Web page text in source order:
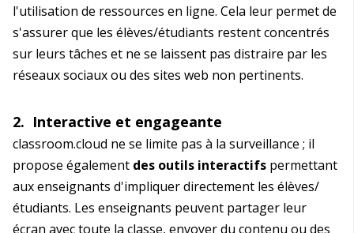
l'utilisation de ressources en ligne. Cela leur permet de
s'assurer que les élèves/étudiants restent concentrés
sur leurs tâches et ne se laissent pas distraire par les
réseaux sociaux ou des sites web non pertinents.
2. Interactive et engageante
classroom.cloud ne se limite pas à la surveillance ; il
propose également des outils interactifs permettant
aux enseignants d'impliquer directement les élèves/
étudiants. Les enseignants peuvent partager leur
écran avec toute la classe, envoyer du contenu ou des